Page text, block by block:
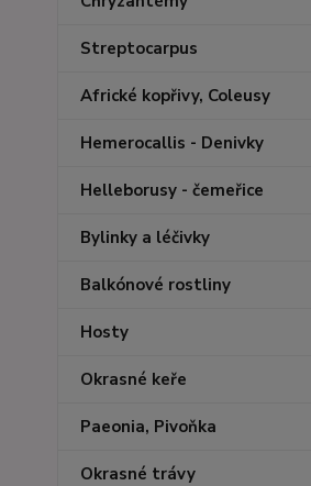
Streptocarpus
Africké kopřivy, Coleusy
Hemerocallis - Denivky
Helleborusy - čemeřice
Bylinky a léčivky
Balkónové rostliny
Hosty
Okrasné keře
Paeonia, Pivoňka
Okrasné trávy